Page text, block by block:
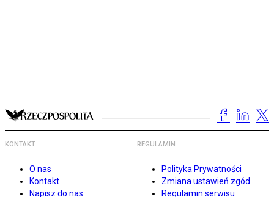
KONTAKT
O nas
Kontakt
Napisz do nas
REGULAMIN
Polityka Prywatności
Zmiana ustawień zgód
Regulamin serwisu